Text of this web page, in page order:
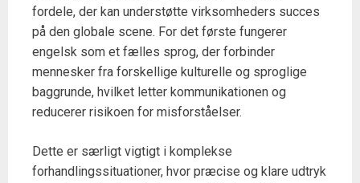
fordele, der kan understøtte virksomheders succes
på den globale scene. For det første fungerer
engelsk som et fælles sprog, der forbinder
mennesker fra forskellige kulturelle og sproglige
baggrunde, hvilket letter kommunikationen og
reducerer risikoen for misforståelser.
Dette er særligt vigtigt i komplekse
forhandlingssituationer, hvor præcise og klare udtryk